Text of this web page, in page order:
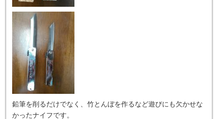
鉛筆を削るだけでなく、竹とんぼを作るなど遊びにも欠かせな
かったナイフです。